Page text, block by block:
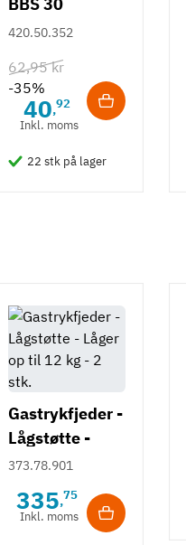
BBS 30
kugleudtræk -
420.50.352
62,95 kr
-35%
40,92
Inkl. moms
22 stk på lager
Gastrykfjeder -
Lågstøtte -
Låger op til 11
kg - 2 stk.
373.78.901
335,75
Inkl. moms